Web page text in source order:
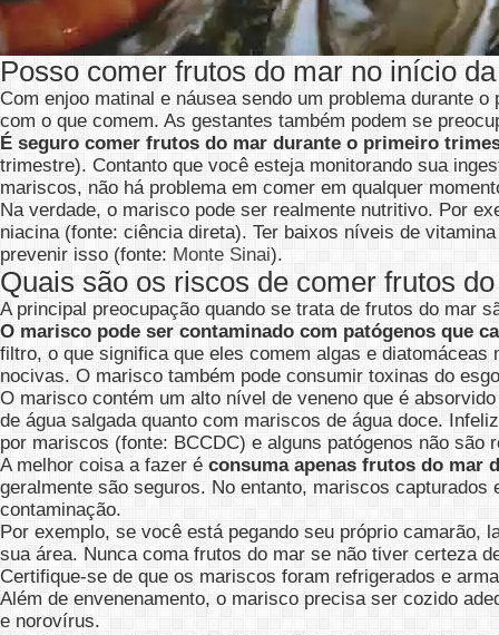
Posso comer frutos do mar no início
Com enjoo matinal e náusea sendo um problema durante
com o que comem. As gestantes também podem se
É seguro comer frutos do mar durante o primeiro
trimestre). Contanto que você esteja monitorando sua
mariscos, não há problema em comer em qualquer
Na verdade, o marisco pode ser realmente nutritivo. Por
niacina (fonte: ciência direta). Ter baixos níveis de
prevenir isso (fonte: Monte Sinai).
Quais são os riscos de comer frutos
A principal preocupação quando se trata de frutos do mar
O marisco pode ser contaminado com patógenos que
filtro, o que significa que eles comem algas e
nocivas. O marisco também pode consumir toxinas do
O marisco contém um alto nível de veneno que é
de água salgada quanto com mariscos de água doce.
por mariscos (fonte: BCCDC) e alguns patógenos não são
A melhor coisa a fazer é consuma apenas frutos do mar
geralmente são seguros. No entanto, mariscos
contaminação.
Por exemplo, se você está pegando seu próprio
sua área. Nunca coma frutos do mar se não tiver certeza
Certifique-se de que os mariscos foram refrigerados e
Além de envenenamento, o marisco precisa ser cozido
e norovírus.